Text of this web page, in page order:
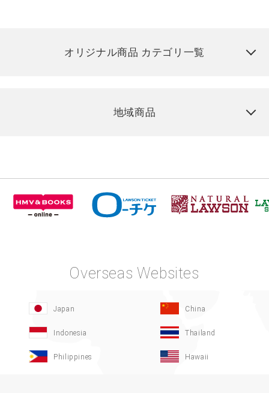
オリジナル商品 カテゴリ一覧
地域商品
Overseas Websites
Japan China
Indonesia Thailand
Philippines Hawaii